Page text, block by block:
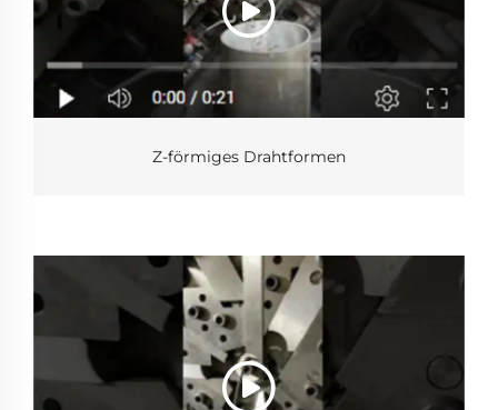
Z-förmiges Drahtformen